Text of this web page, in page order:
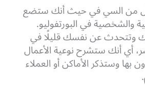
من السي في حيث أنك ستضع
والشخصية في البورتفوليو.
وتتحدث عن نفسك قليلًا في
أي أنك ستشرح نوعية الأعمال
بها وستذكر الأماكن أو العملاء